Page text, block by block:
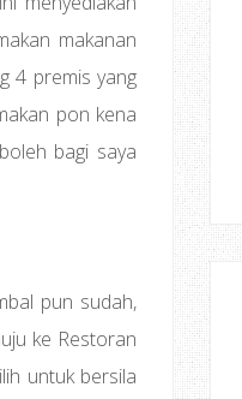
makanan
4 premis yang
pon kena
bagi saya
pun sudah,
ke Restoran
untuk bersila